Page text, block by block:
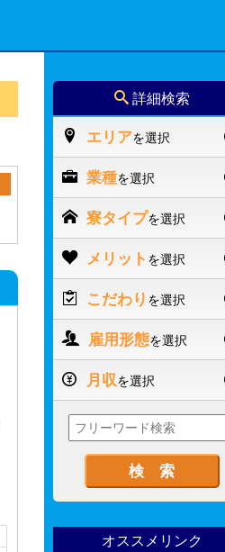
詳細検索
エリアを選択
業種を選択
寮タイプを選択
メリット を選択
こだわり を選択
雇用形態を選択
月収を選択
オススメリンク